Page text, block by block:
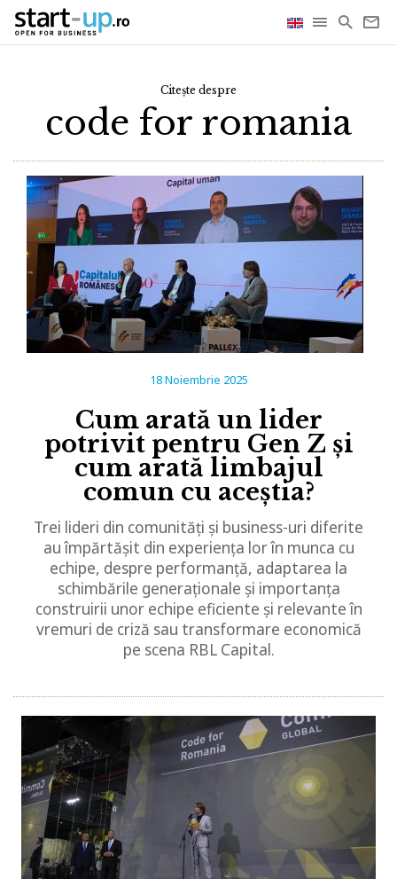
Citește despre
code for romania
18 Noiembrie 2025
Cum arată un lider
potrivit pentru Gen Z și
cum arată limbajul
comun cu aceștia?
Trei lideri din comunități și business-uri diferite
au împărtășit din experiența lor în munca cu
echipe, despre performanță, adaptarea la
schimbările generaționale și importanța
construirii unor echipe eficiente și relevante în
vremuri de criză sau transformare economică
pe scena RBL Capital.